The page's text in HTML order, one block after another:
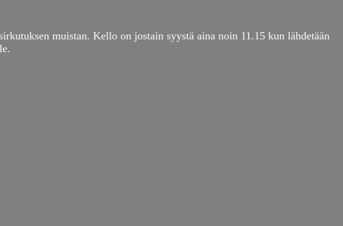
muistan. Kello on jostain syystä aina noin 11.15 kun lähdetään